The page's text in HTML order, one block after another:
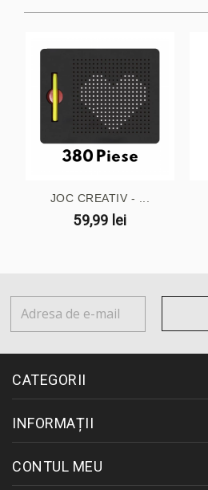
JOC CREATIV - ...
59,99 lei
CATEGORII
INFORMAȚII
CONTUL MEU